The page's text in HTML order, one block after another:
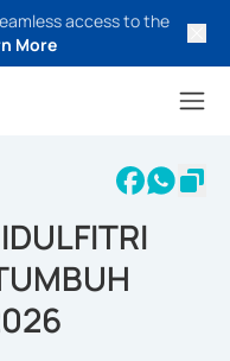
access to the
More